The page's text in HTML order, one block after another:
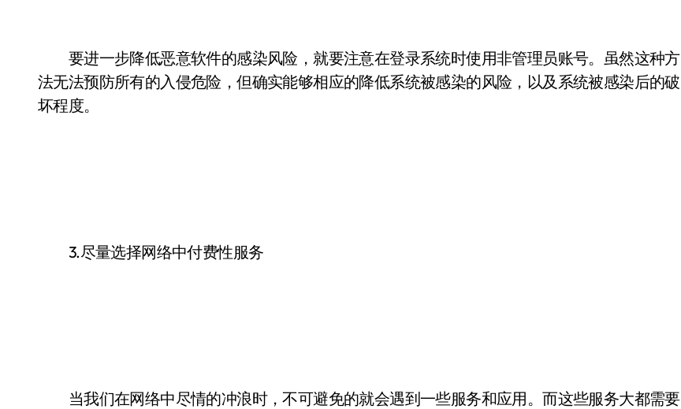
要进一步降低恶意软件的感染风险，就要注意在登录系统时使用非管理员账号。虽然这种方
法无法预防所有的入侵危险，但确实能够相应的降低系统被感染的风险，以及系统被感染后的破
坏程度。
3.尽量选择网络中付费性服务
当我们在网络中尽情的冲浪时，不可避免的就会遇到一些服务和应用。而这些服务大都需要